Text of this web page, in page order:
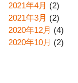
2021年4月 (2)
2021年3月 (2)
2020年12月 (4)
2020年10月 (2)